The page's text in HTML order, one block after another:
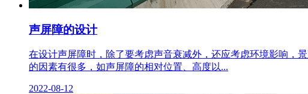
声屏障的设计
在设计声屏障时，除了要考虑声音衰减外，还应考虑环境影响，
的因素有很多，如声屏障的相对位置、高度以...
2022-08-12